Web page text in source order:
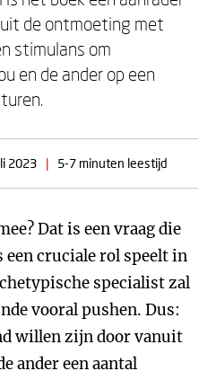
de ontmoeting met
stimulans om
en de ander op een
2023 | 5-7 minuten leestijd
Dat is een vraag die
een cruciale rol speelt in
specialist zal
vooral pushen. Dus:
willen zijn door vanuit
ander een aantal